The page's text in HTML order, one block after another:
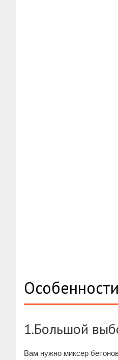
1.Большой
Вам нужно миксер